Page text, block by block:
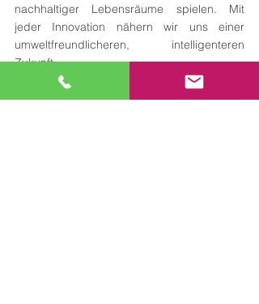
nachhaltiger Lebensräume spielen. Mit
jeder Innovation nähern wir uns einer
umweltfreundlicheren, intelligenteren
Zukunft.